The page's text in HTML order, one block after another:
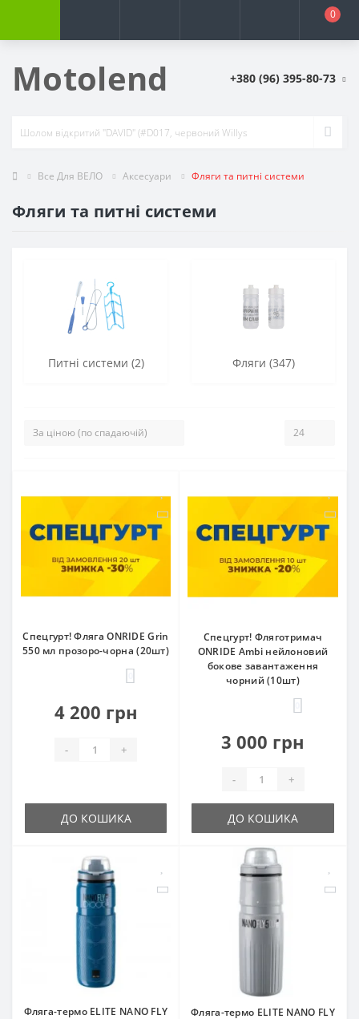
0
Motolend +380 (96) 395-80-73
Все Для ВЕЛО Аксесуари Фляги та питні системи
Фляги та питні системи
Питні системи (2) Фляги (347)
Спецгурт! Фляга ONRIDE Grin
550 мл прозоро-чорна (20шт)
4 200 грн
- +
ДО КОШИКА
Спецгурт! Фляготримач
ONRIDE Ambi нейлоновий
бокове завантаження
чорний (10шт)
3 000 грн
- +
ДО КОШИКА
Фляга-термо ELITE NANO FLY
Фляга-термо ELITE NANO FLY